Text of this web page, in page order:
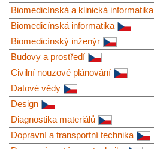
Biomedicínská a klinická informatika
Biomedicínská informatika
Biomedicínský inženýr
Budovy a prostředí
Civilní nouzové plánování
Datové vědy
Design
Diagnostika materiálů
Dopravní a transportní technika